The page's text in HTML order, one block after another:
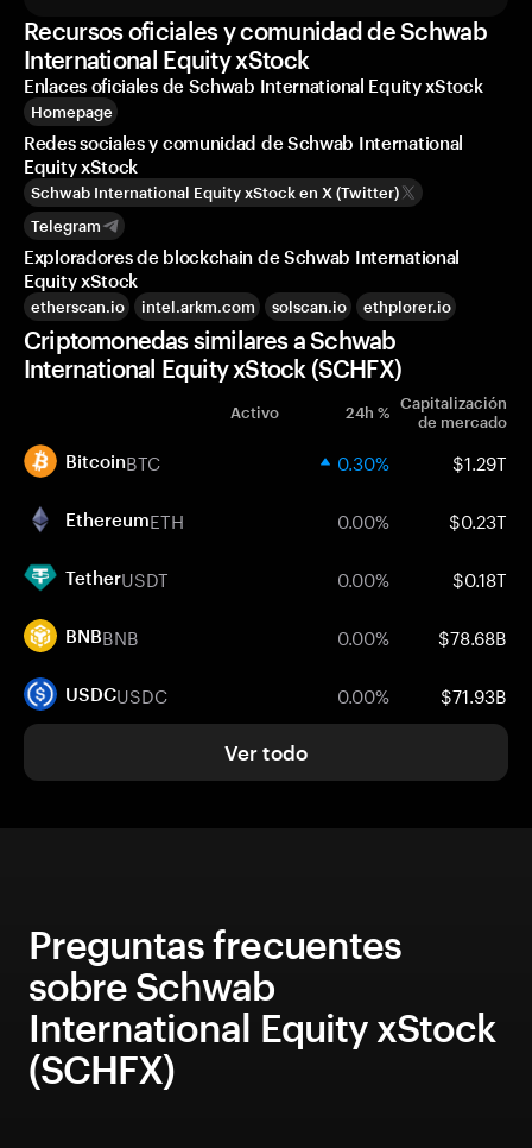
Recursos oficiales y comunidad de Schwab
International Equity xStock
Enlaces oficiales de Schwab International Equity xStock
Homepage
Redes sociales y comunidad de Schwab International
Equity xStock
Schwab International Equity xStock en X (Twitter)
Telegram
Exploradores de blockchain de Schwab International
Equity xStock
etherscan.io intel.arkm.com solscan.io ethplorer.io
Criptomonedas similares a Schwab
International Equity xStock (SCHFX)
Activo 24h % Capitalización
de mercado
BitcoinBTC 0.30% $1.29T
EthereumETH 0.00% $0.23T
TetherUSDT 0.00% $0.18T
BNBBNB 0.00% $78.68B
USDCUSDC 0.00% $71.93B
Ver todo
Preguntas frecuentes
sobre Schwab
International Equity xStock
(SCHFX)